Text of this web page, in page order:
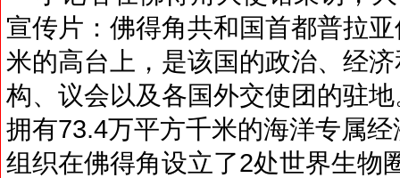
宣传片：佛得角共和国首都普拉
米的高台上，是该国的政治、经
构、议会以及各国外交使团的驻
拥有73.4万平方千米的海洋专属
组织在佛得角设立了2处世界生物